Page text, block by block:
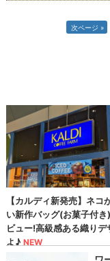
次ページ